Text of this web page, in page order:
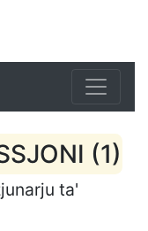
(1)
ta'